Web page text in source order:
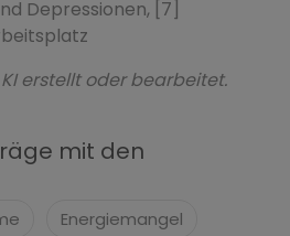
Depressionen, [7]
erstellt oder bearbeitet.
mit den
Energiemangel